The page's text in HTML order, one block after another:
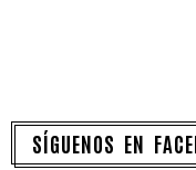
SÍGUENOS EN